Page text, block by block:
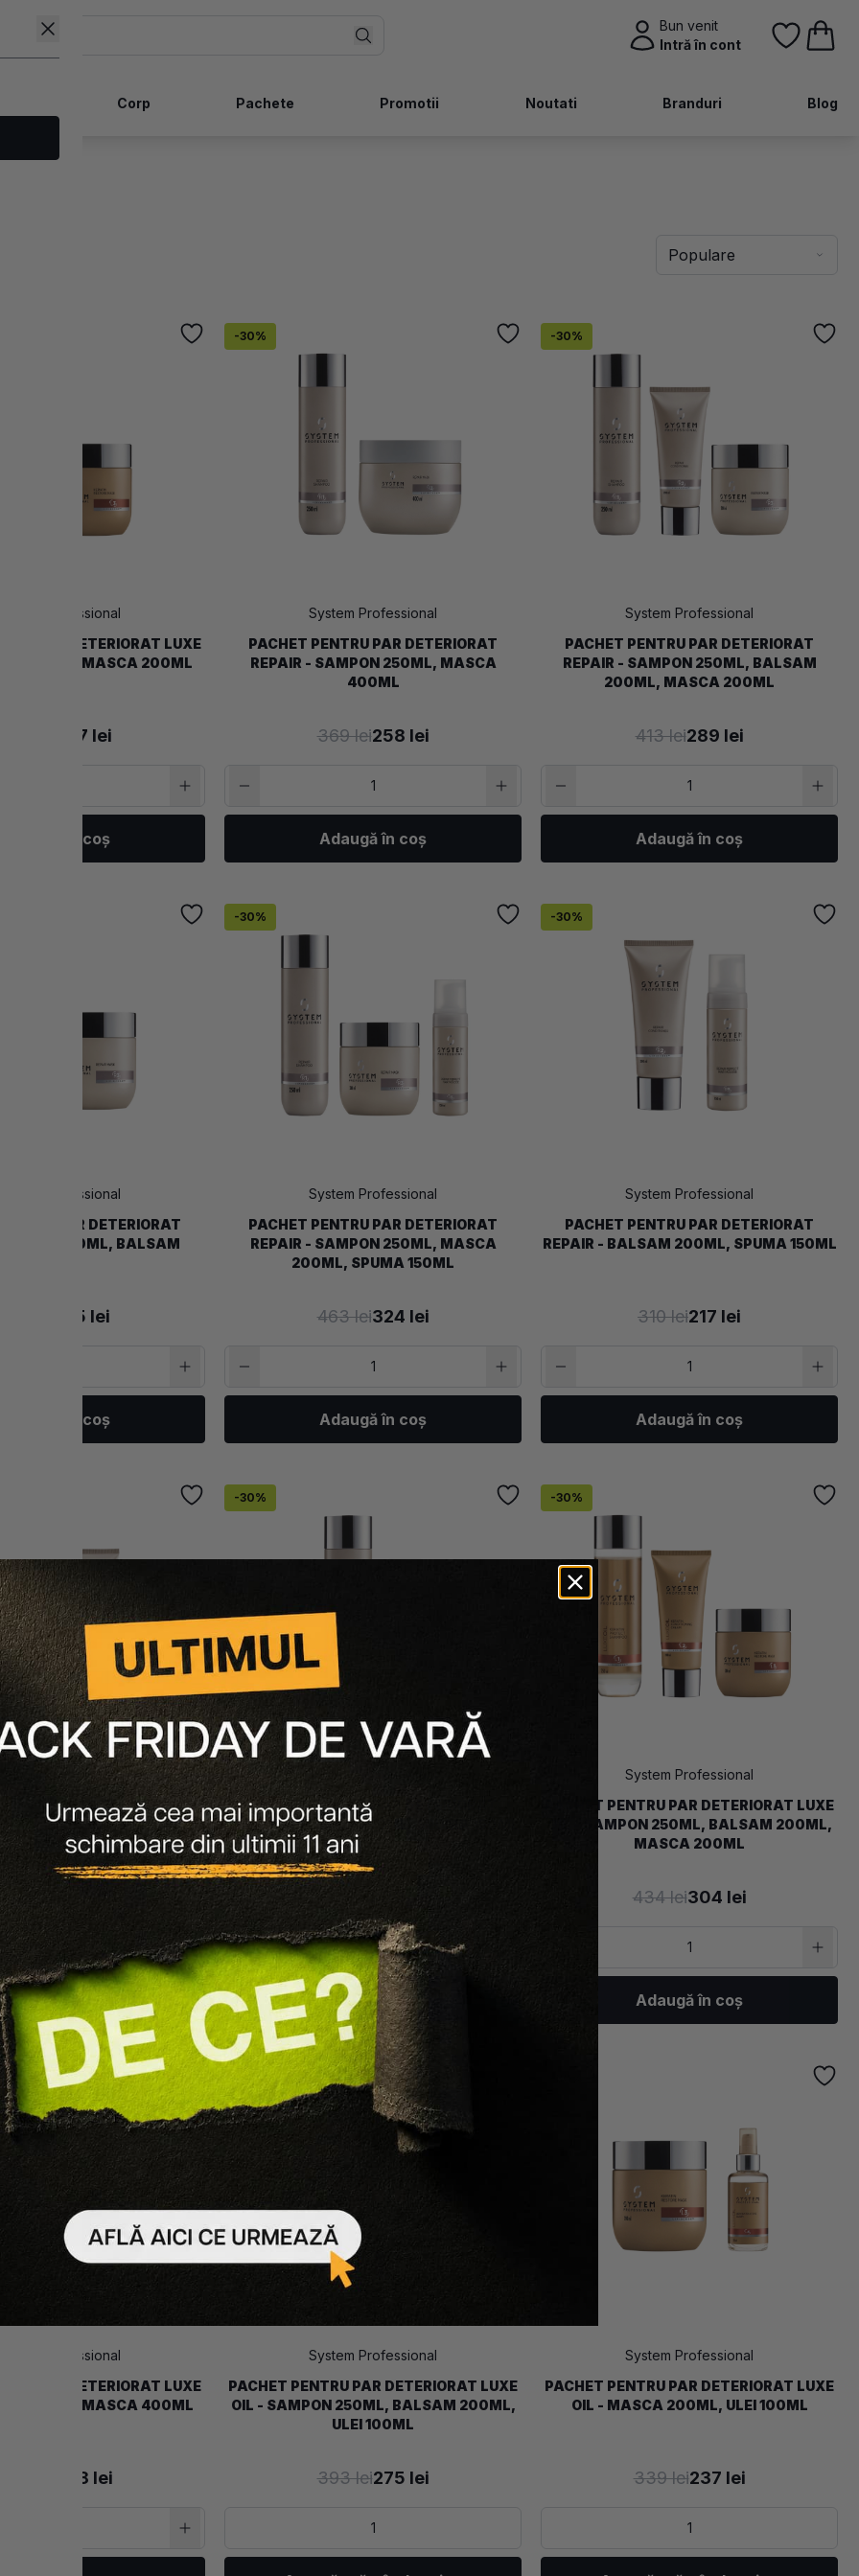
Bun venit
Intră în cont
Corp Pachete Promotii Noutati Branduri Blog
Professional
PAR DETERIORAT LUXE
250ML, MASCA 200ML
207 lei
Adaugă în coș
-30%
System Professional
PACHET PENTRU PAR DETERIORAT
REPAIR - SAMPON 250ML, MASCA
400ML
369 lei258 lei
Adaugă în coș
-30%
System Professional
PACHET PENTRU PAR DETERIORAT
REPAIR - SAMPON 250ML, BALSAM
200ML, MASCA 200ML
413 lei289 lei
Adaugă în coș
Professional
PAR DETERIORAT
200ML, BALSAM
215 lei
Adaugă în coș
-30%
System Professional
PACHET PENTRU PAR DETERIORAT
REPAIR - SAMPON 250ML, MASCA
200ML, SPUMA 150ML
463 lei324 lei
Adaugă în coș
-30%
System Professional
PACHET PENTRU PAR DETERIORAT
REPAIR - BALSAM 200ML, SPUMA 150ML
310 lei217 lei
Adaugă în coș
Professional
PAR DETERIORAT
250ML, BALSAM
200ML
236 lei 165 lei
Adaugă în coș
-30%
PACHET PENTRU PAR DETERIORAT
REPAIR - SAMPON 250ML, SPUMA 150ML
286 lei 200 lei
Adaugă în coș
-30%
System Professional
PACHET PENTRU PAR DETERIORAT LUXE
OIL - SAMPON 250ML, BALSAM 200ML,
MASCA 200ML
434 lei304 lei
Adaugă în coș
Professional
PAR DETERIORAT LUXE
250ML, MASCA 400ML
258 lei
-30%
System Professional
PACHET PENTRU PAR DETERIORAT LUXE
OIL - SAMPON 250ML, BALSAM 200ML,
ULEI 100ML
393 lei275 lei
System Professional
PACHET PENTRU PAR DETERIORAT LUXE
OIL - MASCA 200ML, ULEI 100ML
339 lei237 lei